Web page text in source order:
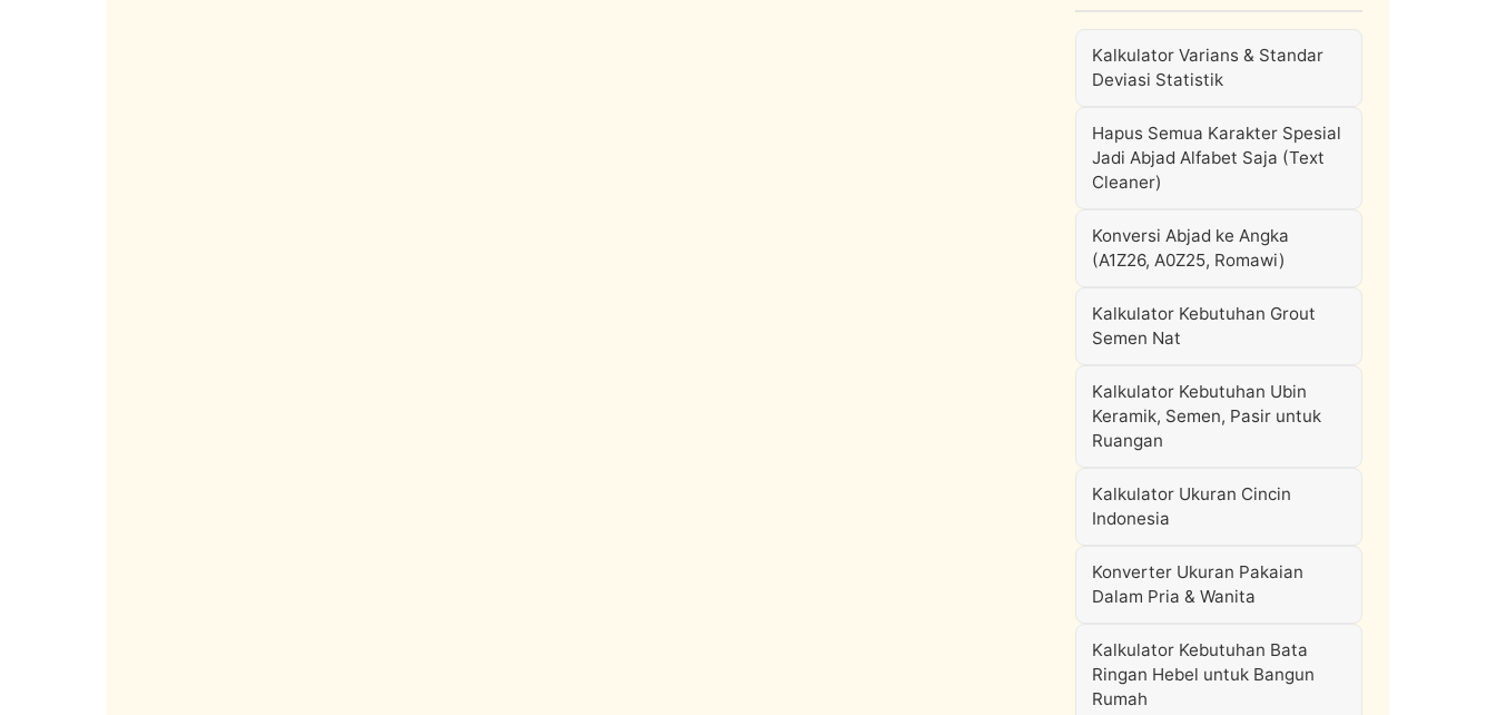
Kalkulator Varians & Standar
Deviasi Statistik
Hapus Semua Karakter Spesial
Jadi Abjad Alfabet Saja (Text
Cleaner)
Konversi Abjad ke Angka
(A1Z26, A0Z25, Romawi)
Kalkulator Kebutuhan Grout
Semen Nat
Kalkulator Kebutuhan Ubin
Keramik, Semen, Pasir untuk
Ruangan
Kalkulator Ukuran Cincin
Indonesia
Konverter Ukuran Pakaian
Dalam Pria & Wanita
Kalkulator Kebutuhan Bata
Ringan Hebel untuk Bangun
Rumah